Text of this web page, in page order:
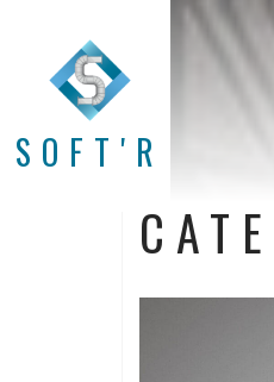
SOFT'R